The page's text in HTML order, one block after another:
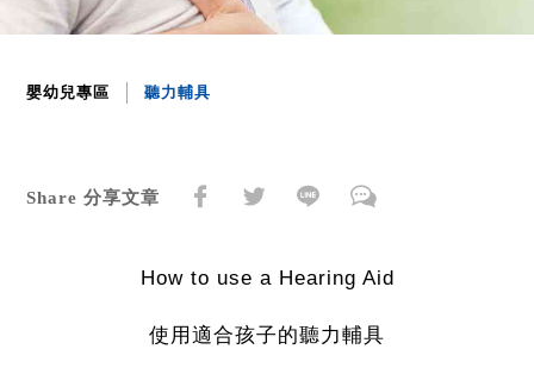
嬰幼兒專區 聽力輔具
Share 分享文章
How to use a Hearing Aid
使用適合孩子的聽力輔具